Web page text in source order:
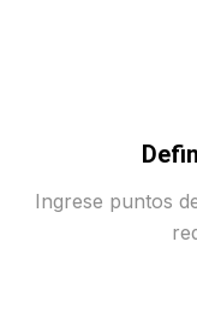
Ingrese puntos